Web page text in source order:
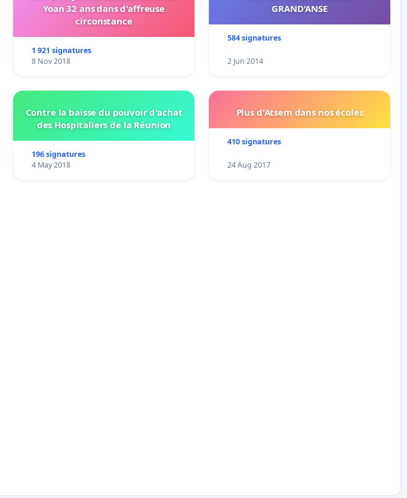
Yoan 32 ans dans d'affreuse
circonstance
1 921 signatures
8 Nov 2018
GRAND'ANSE
584 signatures
2 Jun 2014
Contre la baisse du pouvoir d'achat
des Hospitaliers de la Réunion
196 signatures
4 May 2018
Plus d'Atsem dans nos écoles
410 signatures
24 Aug 2017